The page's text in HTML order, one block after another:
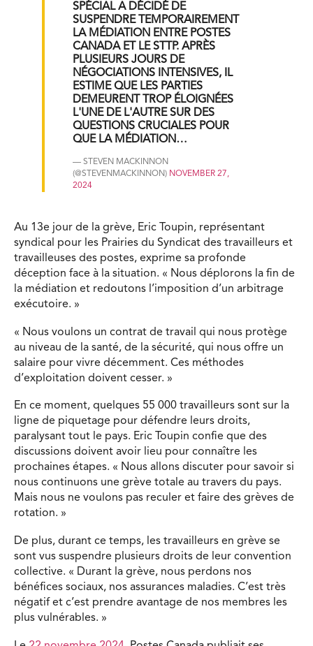
SPÉCIAL A DÉCIDÉ DE
SUSPENDRE TEMPORAIREMENT
LA MÉDIATION ENTRE POSTES
CANADA ET LE STTP. APRÈS
PLUSIEURS JOURS DE
NÉGOCIATIONS INTENSIVES, IL
ESTIME QUE LES PARTIES
DEMEURENT TROP ÉLOIGNÉES
L'UNE DE L'AUTRE SUR DES
QUESTIONS CRUCIALES POUR
QUE LA MÉDIATION…
— STEVEN MACKINNON
(@STEVENMACKINNON) NOVEMBER 27,
2024
Au 13e jour de la grève, Eric Toupin, représentant
syndical pour les Prairies du Syndicat des travailleurs et
travailleuses des postes, exprime sa profonde
déception face à la situation. « Nous déplorons la fin de
la médiation et redoutons l’imposition d’un arbitrage
exécutoire. »
« Nous voulons un contrat de travail qui nous protège
au niveau de la santé, de la sécurité, qui nous offre un
salaire pour vivre décemment. Ces méthodes
d’exploitation doivent cesser. »
En ce moment, quelques 55 000 travailleurs sont sur la
ligne de piquetage pour défendre leurs droits,
paralysant tout le pays. Eric Toupin confie que des
discussions doivent avoir lieu pour connaître les
prochaines étapes. « Nous allons discuter pour savoir si
nous continuons une grève totale au travers du pays.
Mais nous ne voulons pas reculer et faire des grèves de
rotation. »
De plus, durant ce temps, les travailleurs en grève se
sont vus suspendre plusieurs droits de leur convention
collective. « Durant la grève, nous perdons nos
bénéfices sociaux, nos assurances maladies. C’est très
négatif et c’est prendre avantage de nos membres les
plus vulnérables. »